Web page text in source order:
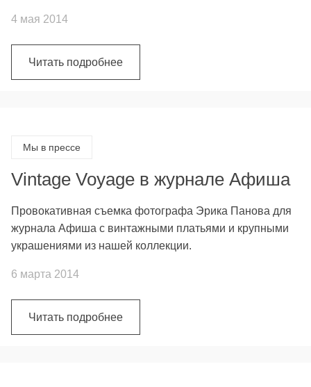
4 мая 2014
Читать подробнее
Мы в прессе
Vintage Voyage в журнале Афиша
Провокативная съемка фотографа Эрика Панова для
журнала Афиша с винтажными платьями и крупными
украшениями из нашей коллекции.
6 марта 2014
Читать подробнее